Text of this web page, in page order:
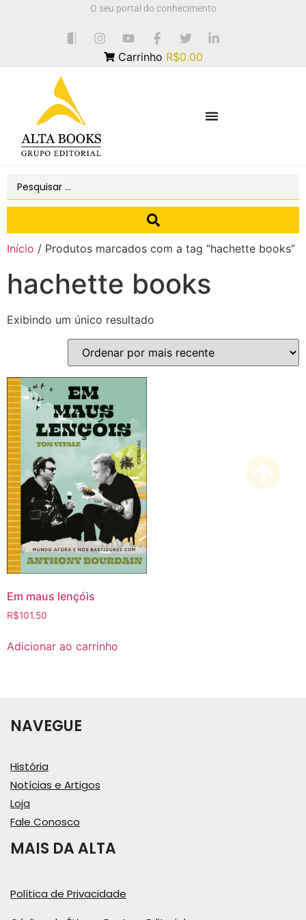
O seu portal do conhecimento
Carrinho R$0.00
Início / Produtos marcados com a tag “hachette books”
hachette books
Exibindo um único resultado
Em maus lençóis
R$101.50
Adicionar ao carrinho
NAVEGUE
História
Notícias e Artigos
Loja
Fale Conosco
MAIS DA ALTA
Política de Privacidade